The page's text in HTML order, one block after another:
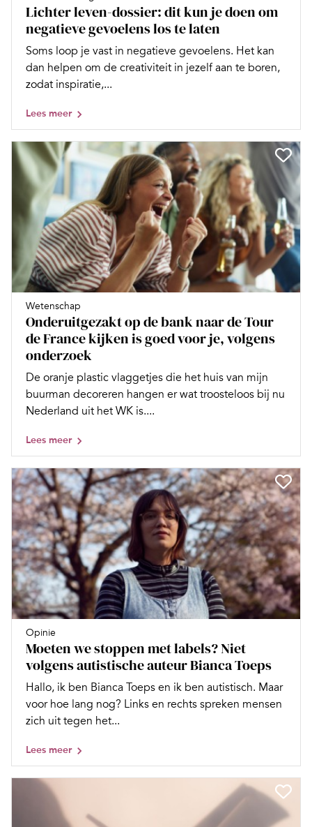
Lichter leven-dossier: dit kun je doen om
negatieve gevoelens los te laten
Soms loop je vast in negatieve gevoelens. Het kan
dan helpen om de creativiteit in jezelf aan te boren,
zodat inspiratie,...
Lees meer
Wetenschap
Onderuitgezakt op de bank naar de Tour
de France kijken is goed voor je, volgens
onderzoek
De oranje plastic vlaggetjes die het huis van mijn
buurman decoreren hangen er wat troosteloos bij nu
Nederland uit het WK is....
Lees meer
Opinie
Moeten we stoppen met labels? Niet
volgens autistische auteur Bianca Toeps
Hallo, ik ben Bianca Toeps en ik ben autistisch. Maar
voor hoe lang nog? Links en rechts spreken mensen
zich uit tegen het...
Lees meer